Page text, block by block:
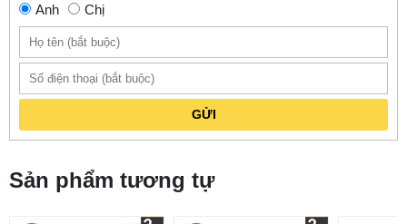
Anh Chị
GỬI
Sản phẩm tương tự